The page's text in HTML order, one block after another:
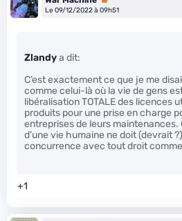
Le 09/12/2022 à 09h51
Zlandya dit:
C’est exactement ce que je me
comme celui-là où la vie de gens
libéralisation TOTALE des licences
produits pour une prise en charge
entreprises de leurs maintenances.
d’une vie humaine ne doit (devrait
concurrence avec tout droit
+1